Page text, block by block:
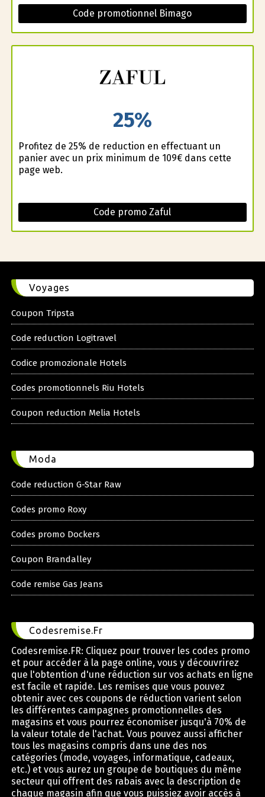
Code promotionnel Bimago
25%
Profitez de 25% de reduction en effectuant un
panier avec un prix minimum de 109€ dans cette
page web.
Code promo Zaful
Voyages
Coupon Tripsta
Code reduction Logitravel
Codice promozionale Hotels
Codes promotionnels Riu Hotels
Coupon reduction Melia Hotels
Moda
Code reduction G-Star Raw
Codes promo Roxy
Codes promo Dockers
Coupon Brandalley
Code remise Gas Jeans
Codesremise.Fr
Codesremise.FR: Cliquez pour trouver les codes promo
et pour accéder à la page online, vous y découvrirez
que l'obtention d'une réduction sur vos achats en ligne
est facile et rapide. Les remises que vous pouvez
obtenir avec ces coupons de réduction varient selon
les différentes campagnes promotionnelles des
magasins et vous pourrez économiser jusqu'à 70% de
la valeur totale de l'achat. Vous pouvez aussi afficher
tous les magasins compris dans une des nos
catégories (mode, voyages, informatique, cadeaux,
etc.) et vous aurez un groupe de boutiques du même
secteur qui offrent des rabais avec la description de
chaque magasin afin que vous puissiez avoir accès à